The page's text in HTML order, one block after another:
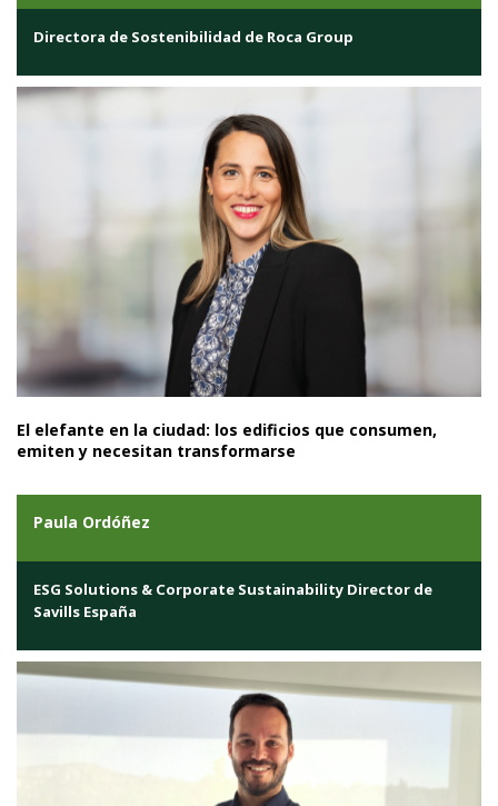
Directora de Sostenibilidad de Roca Group
El elefante en la ciudad: los edificios que consumen,
emiten y necesitan transformarse
Paula Ordóñez
ESG Solutions & Corporate Sustainability Director de
Savills España